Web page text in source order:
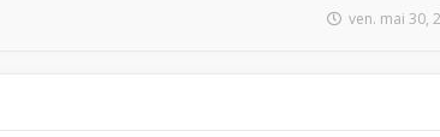
ven. mai 30,